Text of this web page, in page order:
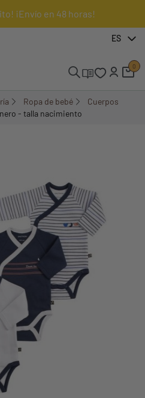
¡Envío en 48 horas!
ES
0
Ropa de bebé
Cuerpos
- talla nacimiento